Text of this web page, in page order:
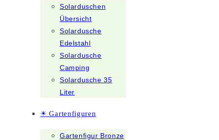
Solarduschen
Übersicht
Solardusche
Edelstahl
Solardusche
Camping
Solardusche 35
Liter
☀ Gartenfiguren
Gartenfigur Bronze